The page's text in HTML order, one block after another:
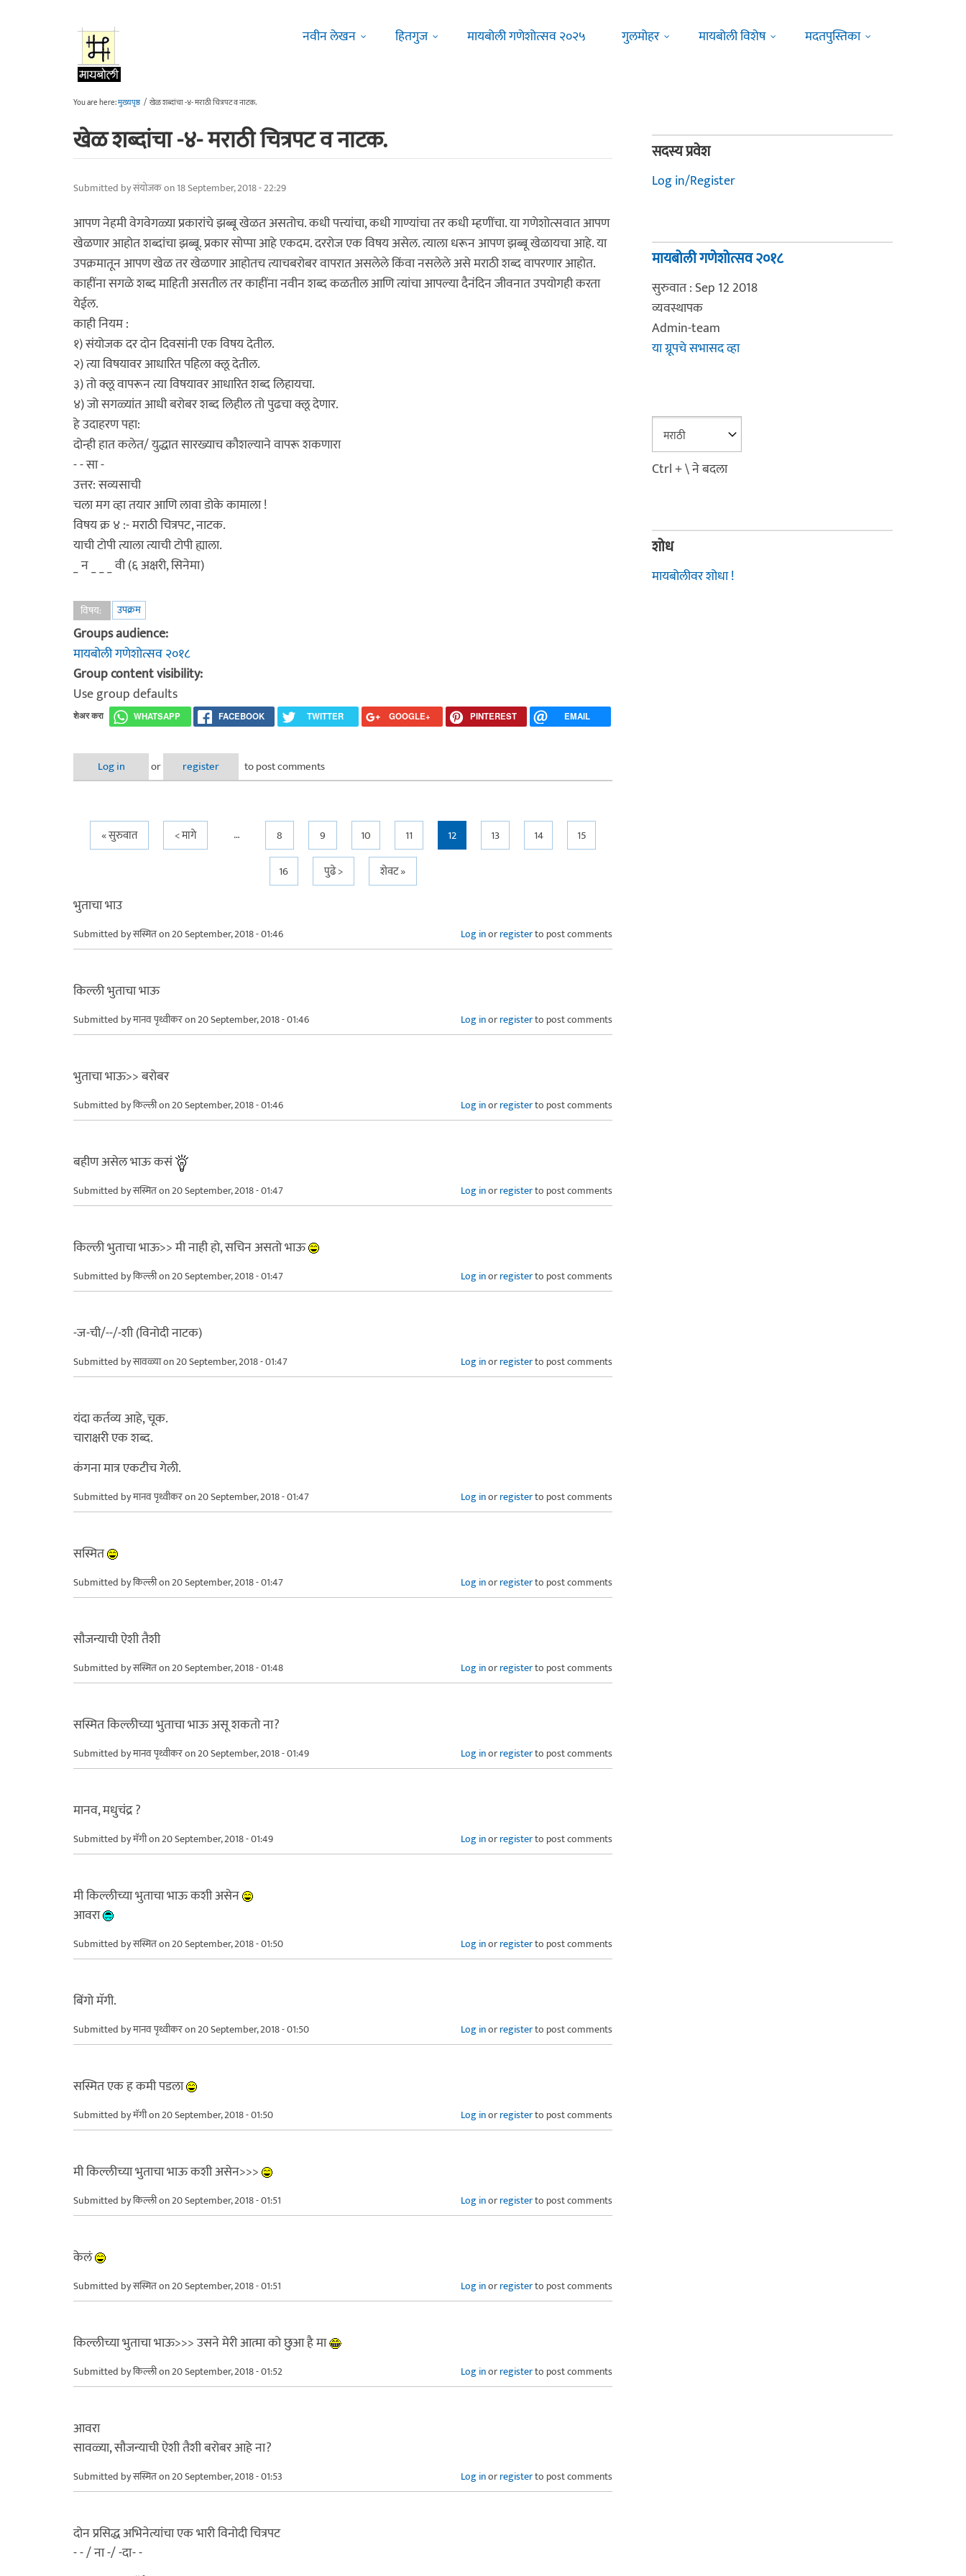
नवीन लेखन
हितगुज मायबोली गणेशोत्सव २०२५ गुलमोहर मायबोली विशेष मदतपुस्तिका
You are here:मुख्यपृष्ठ / खेळ शब्दांचा -४- मराठी चित्रपट व नाटक.
खेळ शब्दांचा -४- मराठी चित्रपट व नाटक.
Submitted byसंयोजकon 18 September, 2018 - 22:29
आपण नेहमी वेगवेगळ्या प्रकारांचे झब्बू खेळत असतोच. कधी पत्त्यांचा, कधी गाण्यांचा तर कधी म्हणींचा. या गणेशोत्सवात आपण
खेळणार आहोत शब्दांचा झब्बू. प्रकार सोप्पा आहे एकदम. दररोज एक विषय असेल. त्याला धरून आपण झब्बू खेळायचा आहे. या
उपक्रमातून आपण खेळ तर खेळणार आहोतच त्याचबरोबर वापरात असलेले किंवा नसलेले असे मराठी शब्द वापरणार आहोत.
काहींना सगळे शब्द माहिती असतील तर काहींना नवीन शब्द कळतील आणि त्यांचा आपल्या दैनंदिन जीवनात उपयोगही करता
येईल.
काही नियम :
१) संयोजक दर दोन दिवसांनी एक विषय देतील.
२) त्या विषयावर आधारित पहिला क्लू देतील.
३) तो क्लू वापरून त्या विषयावर आधारित शब्द लिहायचा.
४) जो सगळ्यांत आधी बरोबर शब्द लिहील तो पुढचा क्लू देणार.
हे उदाहरण पहा:
दोन्ही हात कलेत/ युद्धात सारख्याच कौशल्याने वापरू शकणारा
- - सा -
उत्तर: सव्यसाची
चला मग व्हा तयार आणि लावा डोके कामाला !
विषय क्र ४ :- मराठी चित्रपट, नाटक.
याची टोपी त्याला त्याची टोपी ह्याला.
_ न _ _ _ वी (६ अक्षरी, सिनेमा)
विषय: उपक्रम
Groups audience:
मायबोली गणेशोत्सव २०१८
Group content visibility:
Use group defaults
शेअर करा WHATSAPP FACEBOOK TWITTER GOOGLE+ PINTEREST EMAIL
Log in or register to post comments
Pages
« सुरुवात < मागे … 8 9 10 11 12 13 14
15
16
पुढे > शेवट »
भुताचा भाउ
Submitted byसस्मितon 20 September, 2018 - 01:46 Log inorregisterto post comments
किल्ली भुताचा भाऊ
Submitted byमानव पृथ्वीकरon 20 September, 2018 - 01:46 Log inorregisterto post comments
भुताचा भाऊ>> बरोबर
Submitted byकिल्लीon 20 September, 2018 - 01:46 Log inorregisterto post comments
बहीण असेल भाऊ कसं
Submitted byसस्मितon 20 September, 2018 - 01:47 Log inorregisterto post comments
किल्ली भुताचा भाऊ>> मी नाही हो, सचिन असतो भाऊ
Submitted byकिल्लीon 20 September, 2018 - 01:47 Log inorregisterto post comments
-ज-ची/--/-शी (विनोदी नाटक)
Submitted byसावळ्याon 20 September, 2018 - 01:47 Log inorregisterto post comments
यंदा कर्तव्य आहे, चूक.
चाराक्षरी एक शब्द.
कंगना मात्र एकटीच गेली.
Submitted byमानव पृथ्वीकरon 20 September, 2018 - 01:47 Log inorregisterto post comments
सस्मित
Submitted byकिल्लीon 20 September, 2018 - 01:47 Log inorregisterto post comments
सौजन्याची ऐशी तैशी
Submitted byसस्मितon 20 September, 2018 - 01:48 Log inorregisterto post comments
सस्मित किल्लीच्या भुताचा भाऊ असू शकतो ना?
Submitted byमानव पृथ्वीकरon 20 September, 2018 - 01:49 Log inorregisterto post comments
मानव, मधुचंद्र ?
Submitted byमॅगीon 20 September, 2018 - 01:49 Log inorregisterto post comments
मी किल्लीच्या भुताचा भाऊ कशी असेन
आवरा
Submitted byसस्मितon 20 September, 2018 - 01:50 Log inorregisterto post comments
बिंगो मॅगी.
Submitted byमानव पृथ्वीकरon 20 September, 2018 - 01:50 Log inorregisterto post comments
सस्मित एक ह कमी पडला
Submitted byमॅगीon 20 September, 2018 - 01:50 Log inorregisterto post comments
मी किल्लीच्या भुताचा भाऊ कशी असेन>>>
Submitted byकिल्लीon 20 September, 2018 - 01:51 Log inorregisterto post comments
केलं
Submitted byसस्मितon 20 September, 2018 - 01:51 Log inorregisterto post comments
किल्लीच्या भुताचा भाऊ>>> उसने मेरी आत्मा को छुआ है मा
Submitted byकिल्लीon 20 September, 2018 - 01:52 Log inorregisterto post comments
आवरा
सावळ्या, सौजन्याची ऐशी तैशी बरोबर आहे ना?
Submitted byसस्मितon 20 September, 2018 - 01:53 Log inorregisterto post comments
दोन प्रसिद्ध अभिनेत्यांचा एक भारी विनोदी चित्रपट
- - / ना -/ -दा- -
सदस्य प्रवेश
Log in/Register
मायबोली गणेशोत्सव २०१८
सुरुवात : Sep 12 2018
व्यवस्थापक
Admin-team
या ग्रूपचे सभासद व्हा
Ctrl + \ ने बदला
शोध
मायबोलीवर शोधा !